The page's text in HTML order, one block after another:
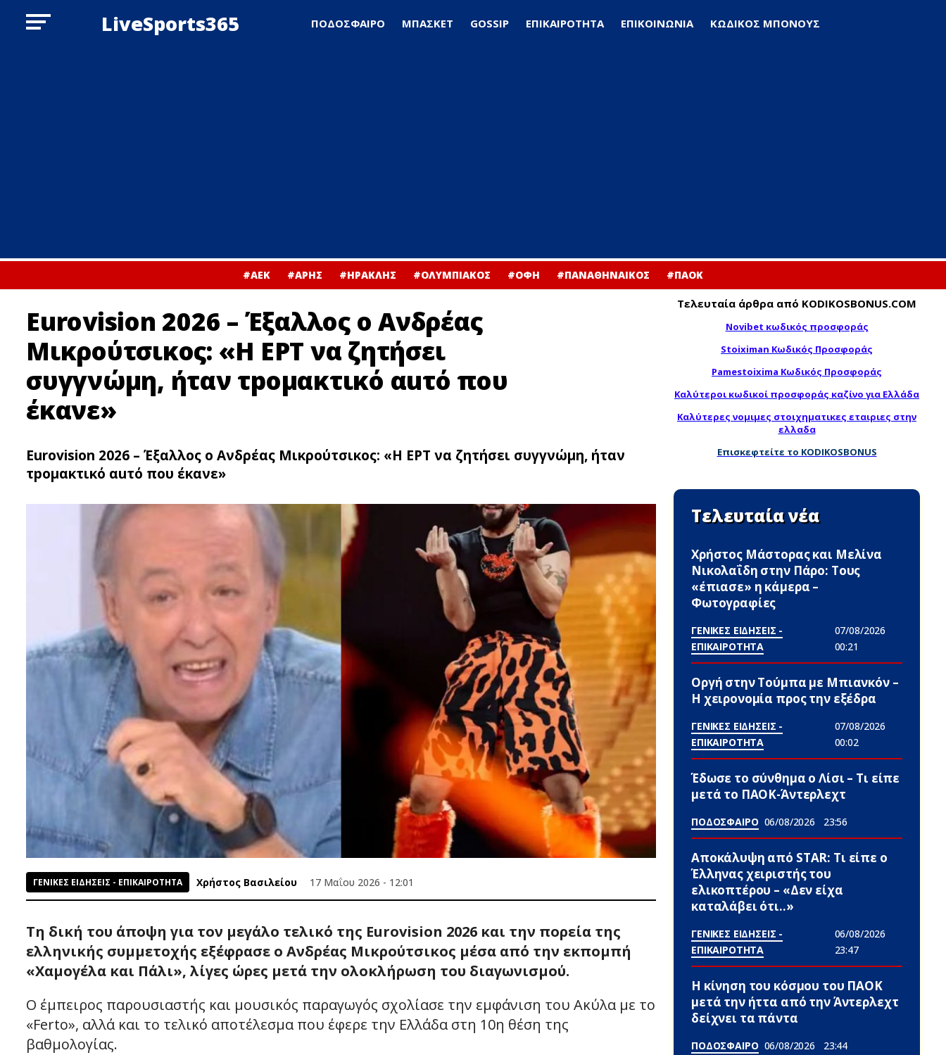
LiveSports365 ΠΟΔΟΣΦΑΙΡΟ ΜΠΑΣΚΕΤ GOSSIP ΕΠΙΚΑΙΡΟΤΗΤΑ ΕΠΙΚΟΙΝΩΝΙΑ ΚΩΔΙΚΟΣ ΜΠΟΝΟΥΣ
#ΑΕΚ #ΑΡΗΣ #ΗΡΑΚΛΗΣ #ΟΛΥΜΠΙΑΚΟΣ #ΟΦΗ #ΠΑΝΑΘΗΝΑΙΚΟΣ #ΠΑΟΚ
Eurovision 2026 – Έξαλλος ο Ανδρέας
Μικρούτσικος: «Η ΕΡΤ να ζητήσει
συγγνώμη, ήταν τpομακτικό αuτό που
έκανε»
Eurovision 2026 – Έξαλλος ο Ανδρέας Μικρούτσικος: «Η ΕΡΤ να ζητήσει συγγνώμη, ήταν
τpομακτικό αuτό που έκανε»
ΓΕΝΙΚΕΣ ΕΙΔΗΣΕΙΣ - ΕΠΙΚΑΙΡΟΤΗΤΑ Χρήστος Βασιλείου 17 Μαΐου 2026 - 12:01
Τη δική του άποψη για τον μεγάλο τελικό της Eurovision 2026 και την πορεία της
ελληνικής συμμετοχής εξέφρασε ο Ανδρέας Μικρούτσικος μέσα από την εκπομπή
«Χαμογέλα και Πάλι», λίγες ώρες μετά την ολοκλήρωση του διαγωνισμού.
Ο έμπειρος παρουσιαστής και μουσικός παραγωγός σχολίασε την εμφάνιση του Ακύλα με το
«Ferto», αλλά και το τελικό αποτέλεσμα που έφερε την Ελλάδα στη 10η θέση της
βαθμολογίας.
Τελευταία άρθρα από KODIKOSBONUS.COM
Novibet κωδικός προσφοράς
Stoiximan Κωδικός Προσφοράς
Pamestoixima Κωδικός Προσφοράς
Καλύτεροι κωδικοί προσφοράς καζίνο για Ελλάδα
Καλύτερες νομιμες στοιχηματικες εταιριες στην
ελλαδα
Επισκεφτείτε το KODIKOSBONUS
Τελευταία νέα
Χρήστος Μάστορας και Μελίνα
Νικολαΐδη στην Πάρο: Τους
«έπιασε» η κάμερα –
Φωτογραφίες
ΓΕΝΙΚΕΣ ΕΙΔΗΣΕΙΣ -
ΕΠΙΚΑΙΡΟΤΗΤΑ
07/08/2026
00:21
Οργή στην Τούμπα με Μπιανκόν –
Η χειρονομία προς την εξέδρα
ΓΕΝΙΚΕΣ ΕΙΔΗΣΕΙΣ -
ΕΠΙΚΑΙΡΟΤΗΤΑ
07/08/2026
00:02
Έδωσε το σύνθημα ο Λίσι – Τι είπε
μετά το ΠΑΟΚ-Άντερλεχτ
ΠΟΔΟΣΦΑΙΡΟ 06/08/2026 23:56
Αποκάλυψη από STAR: Τι είπε ο
Έλληνας χειριστής του
ελικοπτέρου – «Δεν είχα
καταλάβει ότι..»
ΓΕΝΙΚΕΣ ΕΙΔΗΣΕΙΣ -
ΕΠΙΚΑΙΡΟΤΗΤΑ
06/08/2026
23:47
Η κίνηση του κόσμου του ΠΑΟΚ
μετά την ήττα από την Άντερλεχτ
δείχνει τα πάντα
ΠΟΔΟΣΦΑΙΡΟ 06/08/2026 23:44